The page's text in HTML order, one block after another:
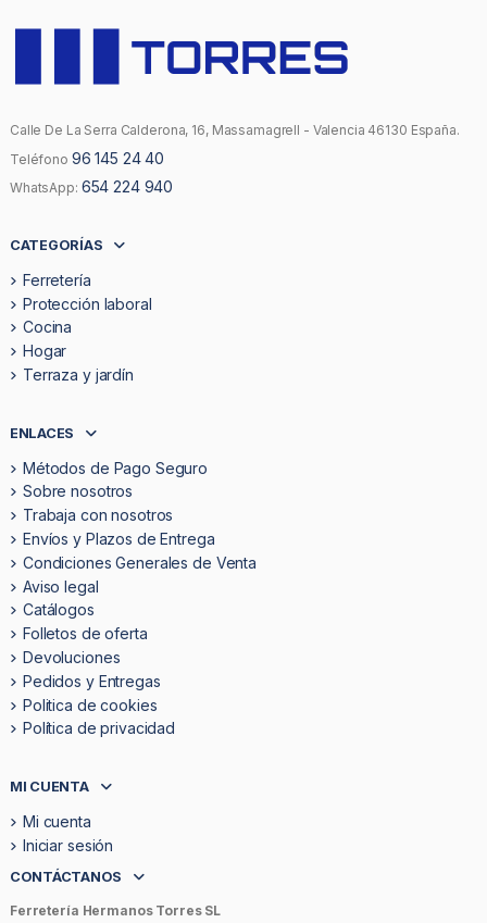
Calle De La Serra Calderona, 16, Massamagrell - Valencia 46130 España.
Teléfono 96 145 24 40
WhatsApp: 654 224 940
CATEGORÍAS
Ferretería
Protección laboral
Cocina
Hogar
Terraza y jardín
ENLACES
Métodos de Pago Seguro
Sobre nosotros
Trabaja con nosotros
Envíos y Plazos de Entrega
Condiciones Generales de Venta
Aviso legal
Catálogos
Folletos de oferta
Devoluciones
Pedidos y Entregas
Politica de cookies
Política de privacidad
MI CUENTA
Mi cuenta
Iniciar sesión
CONTÁCTANOS
Ferretería Hermanos Torres SL